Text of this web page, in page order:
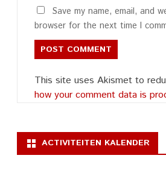
Save my name, email, and
browser for the next time I
This site uses Akismet to
how your comment data is
ACTIVITEITEN KALENDER